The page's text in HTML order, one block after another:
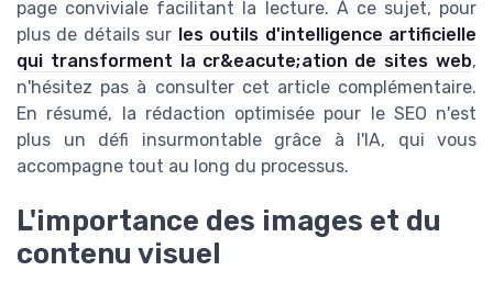
page conviviale facilitant la lecture. À ce sujet, pour
plus de détails sur les outils d'intelligence artificielle
qui transforment la cr&eacute;ation de sites web,
n'hésitez pas à consulter cet article complémentaire.
En résumé, la rédaction optimisée pour le SEO n'est
plus un défi insurmontable grâce à l'IA, qui vous
accompagne tout au long du processus.
L'importance des images et du
contenu visuel